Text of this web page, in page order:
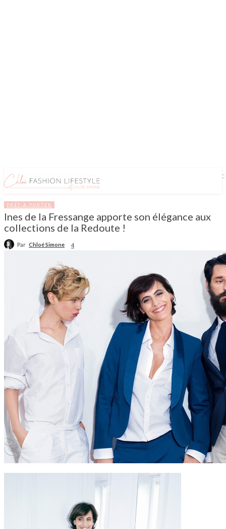
PRÊT-À-PORTER
Ines de la Fressange apporte son élégance aux
collections de la Redoute !
Par Chloé Simone 4